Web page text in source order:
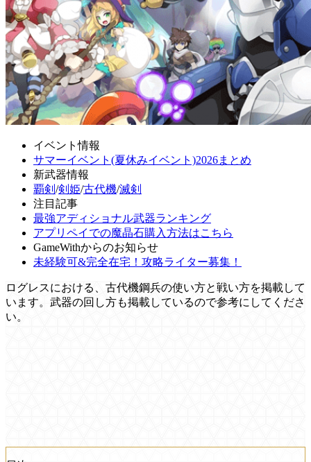
イベント情報
サマーイベント(夏休みイベント)2026まとめ
新武器情報
覇剣 /剣姫/古代機/滅剣
注目記事
最強アディショナル武器ランキング
アプリペイでの魔晶石購入方法はこちら
GameWithからのお知らせ
未経験可&完全在宅！攻略ライター募集！
ログレスにおける、古代機鋼兵の使い方と戦い方を掲載して
います。武器の回し方も掲載しているので参考にしてくださ
い。